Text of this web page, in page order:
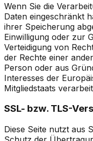
Wenn Sie die
Daten eingeschränkt
ihrer Speicherung
Einwilligung oder zur
Verteidigung von
der Rechte einer
Person oder aus
Interesses der
Mitgliedstaats
SSL- bzw. TLS-
Diese Seite nutzt aus